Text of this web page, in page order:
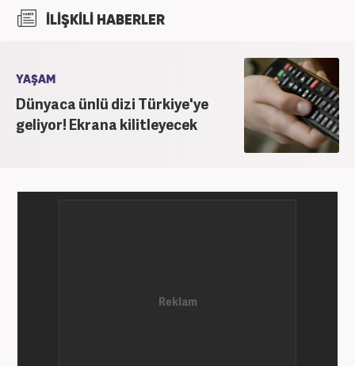
İLİŞKİLİ HABERLER
YAŞAM
Dünyaca ünlü dizi Türkiye'ye
geliyor! Ekrana kilitleyecek